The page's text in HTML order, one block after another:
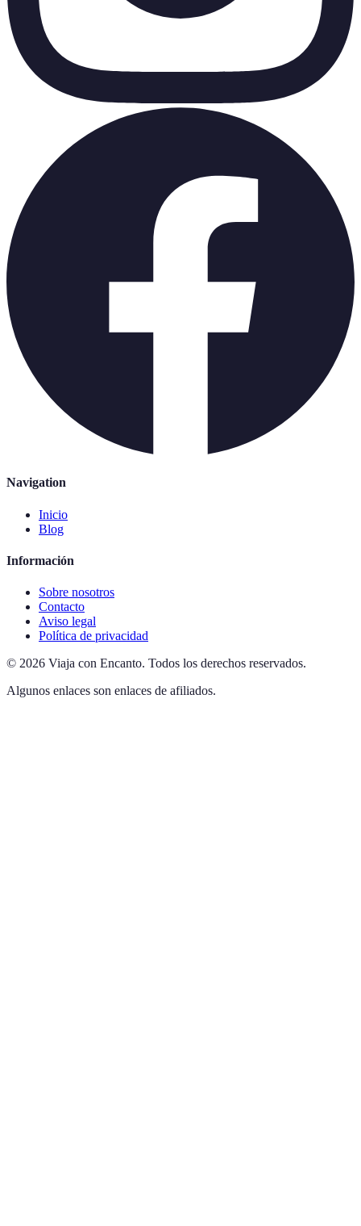
Navigation
Inicio
Blog
Información
Sobre nosotros
Contacto
Aviso legal
Política de privacidad
© 2026 Viaja con Encanto. Todos los derechos reservados.
Algunos enlaces son enlaces de afiliados.